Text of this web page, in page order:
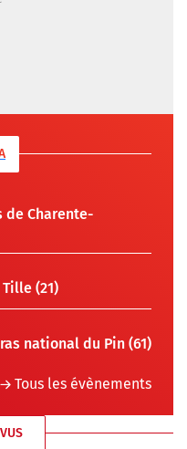
de Charente-
(21)
national du Pin (61)
Tous les évènements